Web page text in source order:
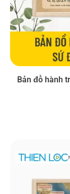
Bản đồ hành